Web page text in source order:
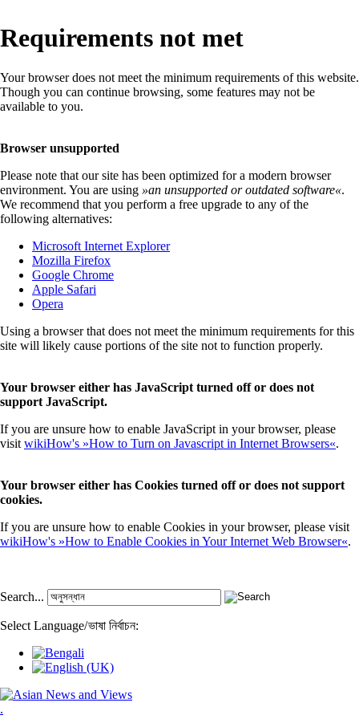
Requirements not met
Your browser does not meet the minimum requirements of this website.
Though you can continue browsing, some features may not be
available to you.
Browser unsupported
Please note that our site has been optimized for a modern browser
environment. You are using »an unsupported or outdated software«.
We recommend that you perform a free upgrade to any of the
following alternatives:
Microsoft Internet Explorer
Mozilla Firefox
Google Chrome
Apple Safari
Opera
Using a browser that does not meet the minimum requirements for this
site will likely cause portions of the site not to function properly.
Your browser either has JavaScript turned off or does not
support JavaScript.
If you are unsure how to enable JavaScript in your browser, please
visit wikiHow's »How to Turn on Javascript in Internet Browsers«.
Your browser either has Cookies turned off or does not support
cookies.
If you are unsure how to enable Cookies in your browser, please visit
wikiHow's »How to Enable Cookies in Your Internet Web Browser«.
Search...
Select Language/ভাষা নির্বাচন:
.